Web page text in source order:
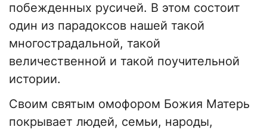
побежденных русичей. В этом состоит
один из парадоксов нашей такой
многострадальной, такой
величественной и такой поучительной
истории.
Своим святым омофором Божия Матерь
покрывает людей, семьи, народы,